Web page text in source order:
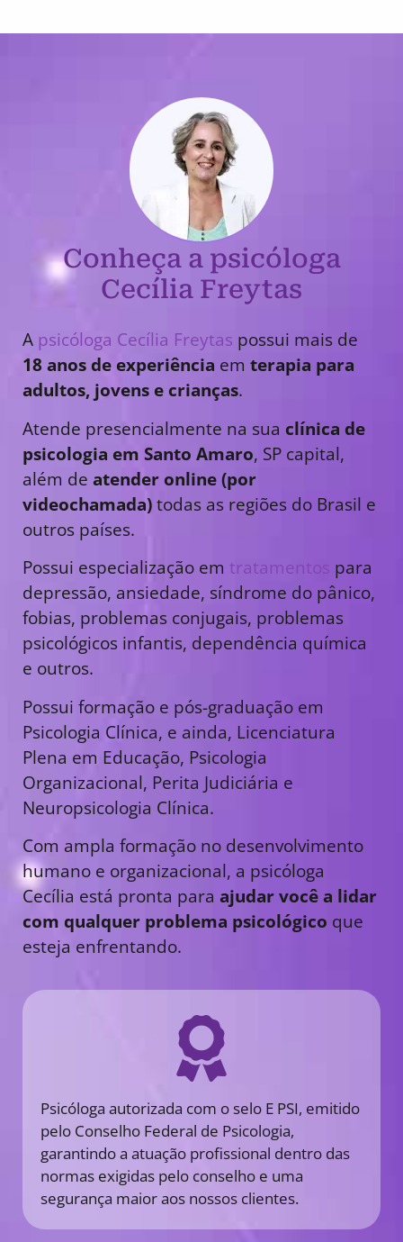
Conheça a psicóloga
Cecília Freytas
A psicóloga Cecília Freytas possui mais de
18 anos de experiência em terapia para
adultos, jovens e crianças.
Atende presencialmente na sua clínica de
psicologia em Santo Amaro, SP capital,
além de atender online (por
videochamada)todas as regiões do Brasil e
outros países.
Possui especialização em tratamentos para
depressão, ansiedade, síndrome do pânico,
fobias, problemas conjugais, problemas
psicológicos infantis, dependência química
e outros.
Possui formação e pós-graduação em
Psicologia Clínica, e ainda, Licenciatura
Plena em Educação, Psicologia
Organizacional, Perita Judiciária e
Neuropsicologia Clínica.
Com ampla formação no desenvolvimento
humano e organizacional, a psicóloga
Cecília está pronta para ajudar você a lidar
com qualquer problema psicológico que
esteja enfrentando.
Psicóloga autorizada com o selo E PSI, emitido
pelo Conselho Federal de Psicologia,
garantindo a atuação profissional dentro das
normas exigidas pelo conselho e uma
segurança maior aos nossos clientes.